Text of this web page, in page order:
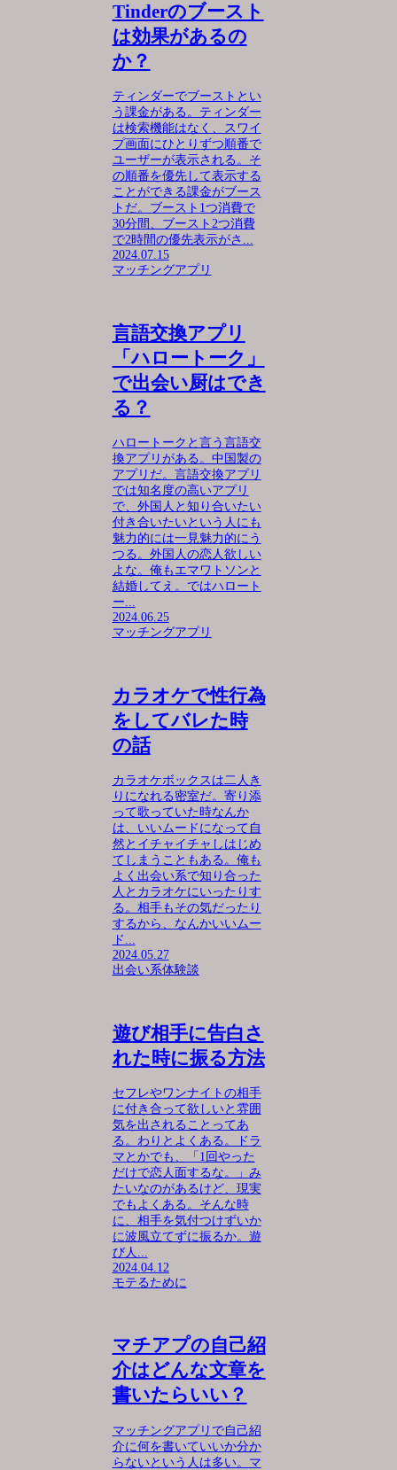
Tinderのブースト
は効果があるの
か？
ティンダーでブーストとい
う課金がある。ティンダー
は検索機能はなく、スワイ
プ画面にひとりずつ順番で
ユーザーが表示される。そ
の順番を優先して表示する
ことができる課金がブース
トだ。ブースト1つ消費で
30分間、ブースト2つ消費
で2時間の優先表示がさ...
2024.07.15
マッチングアプリ
言語交換アプリ
「ハロートーク」
で出会い厨はでき
る？
ハロートークと言う言語交
換アプリがある。中国製の
アプリだ。言語交換アプリ
では知名度の高いアプリ
で、外国人と知り合いたい
付き合いたいという人にも
魅力的には一見魅力的にう
つる。外国人の恋人欲しい
よな。俺もエマワトソンと
結婚してえ。ではハロート
ー...
2024.06.25
マッチングアプリ
カラオケで性行為
をしてバレた時
の話
カラオケボックスは二人き
りになれる密室だ。寄り添
って歌っていた時なんか
は、いいムードになって自
然とイチャイチャしはじめ
てしまうこともある。俺も
よく出会い系で知り合った
人とカラオケにいったりす
る。相手もその気だったり
するから、なんかいいムー
ド...
2024.05.27
出会い系体験談
遊び相手に告白さ
れた時に振る方法
セフレやワンナイトの相手
に付き合って欲しいと雰囲
気を出されることってあ
る。わりとよくある。ドラ
マとかでも、「1回やった
だけで恋人面するな。」み
たいなのがあるけど、現実
でもよくある。そんな時
に、相手を気付つけずいか
に波風立てずに振るか。遊
び人...
2024.04.12
モテるために
マチアプの自己紹
介はどんな文章を
書いたらいい？
マッチングアプリで自己紹
介に何を書いていいか分か
らないという人は多い。マ